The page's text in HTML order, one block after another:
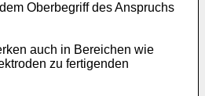
Oberbegriff des Anspruchs
auch in Bereichen wie
zu fertigenden